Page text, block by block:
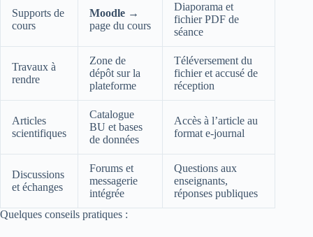
Supports de
cours
Moodle →
page du cours
Diaporama et
fichier PDF de
séance
Travaux à
rendre
Zone de
dépôt sur la
plateforme
Téléversement du
fichier et accusé de
réception
Articles
scientifiques
Catalogue
BU et bases
de données
Accès à l’article au
format e‑journal
Discussions
et échanges
Forums et
messagerie
intégrée
Questions aux
enseignants,
réponses publiques
Quelques conseils pratiques :